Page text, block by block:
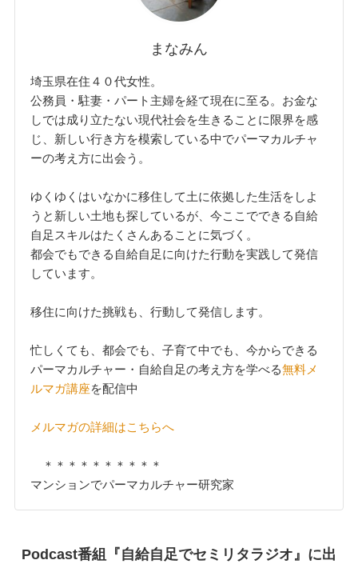
まなみん
埼玉県在住４０代女性。
公務員・駐妻・パート主婦を経て現在に至る。お金な
しでは成り立たない現代社会を生きることに限界を感
じ、新しい行き方を模索している中でパーマカルチャ
ーの考え方に出会う。
ゆくゆくはいなかに移住して土に依拠した生活をしよ
うと新しい土地も探しているが、今ここでできる自給
自足スキルはたくさんあることに気づく。
都会でもできる自給自足に向けた行動を実践して発信
しています。
移住に向けた挑戦も、行動して発信します。
忙しくても、都会でも、子育て中でも、今からできる
パーマカルチャー・自給自足の考え方を学べる無料メ
ルマガ講座を配信中
メルマガの詳細はこちらへ
＊＊＊＊＊＊＊＊＊＊
マンションでパーマカルチャー研究家
Podcast番組『自給自足でセミリタラジオ』に出